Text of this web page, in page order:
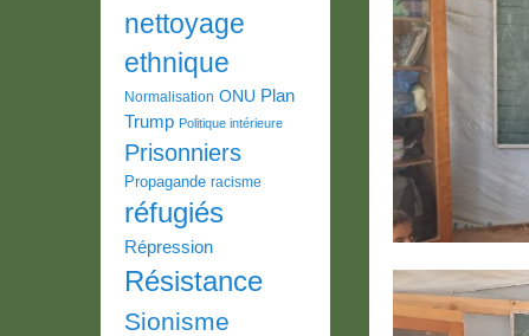
Lecteur
vidéo
nettoyage
ethnique
Normalisation ONU Plan
Trump Politique intérieure
Prisonniers
Propagande racisme
réfugiés
Répression
Résistance
Sionisme